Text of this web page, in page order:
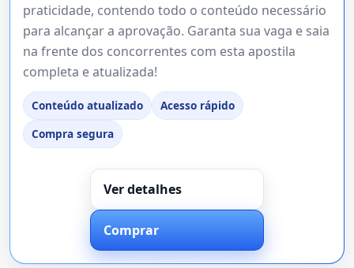
praticidade, contendo todo o conteúdo necessário
para alcançar a aprovação. Garanta sua vaga e saia
na frente dos concorrentes com esta apostila
completa e atualizada!
Conteúdo atualizado
Acesso rápido
Compra segura
Ver detalhes
Comprar